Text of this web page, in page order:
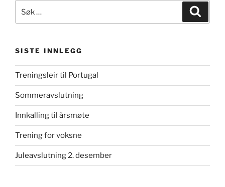
etter:
SISTE INNLEGG
Treningsleir til Portugal
Sommeravslutning
Innkalling til årsmøte
Trening for voksne
Juleavslutning 2. desember